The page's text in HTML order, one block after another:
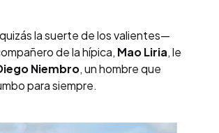
la suerte de los valientes—
de la hípica, Mao Liria, le
Niembro, un hombre que
para siempre.